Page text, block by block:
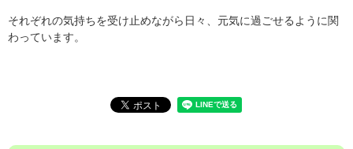
それぞれの気持ちを受け止めながら日々、元気に過ごせるように関
わっています。